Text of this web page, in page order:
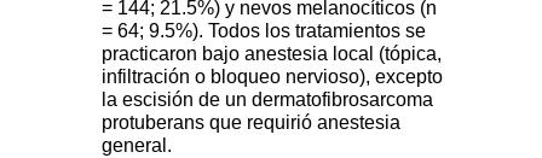
= 144; 21.5%) y nevos melanocíticos (n
= 64; 9.5%). Todos los tratamientos se
practicaron bajo anestesia local (tópica,
infiltración o bloqueo nervioso), excepto
la escisión de un dermatofibrosarcoma
protuberans que requirió anestesia
general.